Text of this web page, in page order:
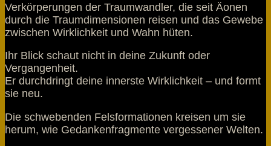
Verkörperungen der Traumwandler, die seit Äonen
durch die Traumdimensionen reisen und das Gewebe
zwischen Wirklichkeit und Wahn hüten.
Ihr Blick schaut nicht in deine Zukunft oder
Vergangenheit.
Er durchdringt deine innerste Wirklichkeit – und formt
sie neu.
Die schwebenden Felsformationen kreisen um sie
herum, wie Gedankenfragmente vergessener Welten.